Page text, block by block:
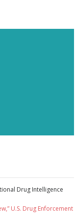
Drug Intelligence
U.S. Drug Enforcement